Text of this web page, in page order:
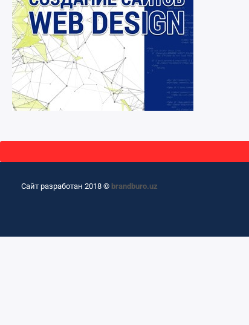
Сайт разработан 2018 © brandburo.uz